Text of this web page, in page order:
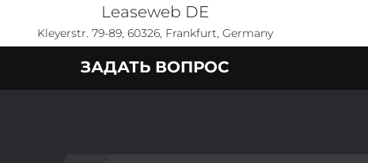
Leaseweb DE
Kleyerstr. 79-89, 60326, Frankfurt, Germany
ЗАДАТЬ ВОПРОС